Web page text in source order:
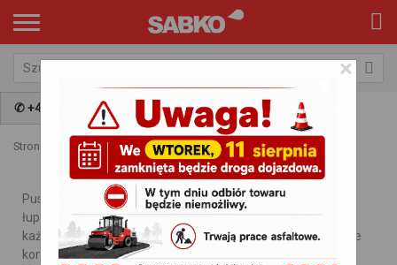
✆ +48 797 009 981
Strona główna Kategorie Bloczki Oporowe
Pustaki oporowe w kształcie trapezu posiadają strukturę
łupaną na powierzchni licowej pustaka, z gładką fazą przy
każdej krawędzi. Ich oryginalny kształt pozwala na tworzenie
konstrukcji murowych z efektem trójwymiarowej ściany.
×